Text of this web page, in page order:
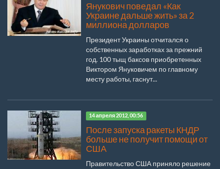
Янукович поведал «Как
Украине дальше жить» за 2
миллиона долларов
Президент Украины отчитался о
собственных заработках за прежний
год. 100 тыщ баксов приобретенных
Виктором Януковичем по главному
месту работы, гаснут...
14 апреля 2012, 00:56
После запуска ракеты КНДР
больше не получит помощи от
США
Правительство США приняло решение